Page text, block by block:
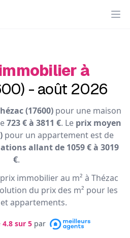
à
- août 2026
(17600) pour une maison
723 € à 3811 €. Le prix moyen
pour un appartement est de
allant de 1059 € à 3019
€.
immobilier au m² à Thézac
du prix des m² pour les
appartements.
4.8 sur 5 par